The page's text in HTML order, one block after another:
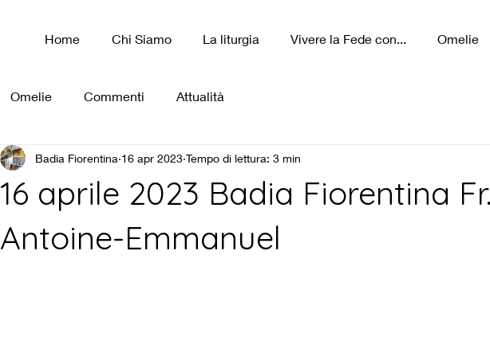
Home Chi Siamo La liturgia Vivere la Fede con... Omelie
Omelie Commenti Attualità
16 aprile 2023 Badia Fiorentina
Antoine-Emmanuel
Badia Fiorentina 16 apr 2023 Tempo di lettura: 3 min